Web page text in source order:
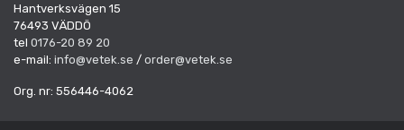
Hantverksvägen 15
76493 VÄDDÖ
tel 0176-20 89 20
e-mail: info@vetek.se / order@vetek.se
Org. nr: 556446-4062